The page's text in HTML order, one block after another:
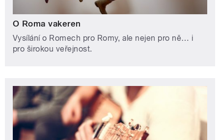
O Roma vakeren
Vysílání o Romech pro Romy, ale nejen pro ně… i
pro širokou veřejnost.